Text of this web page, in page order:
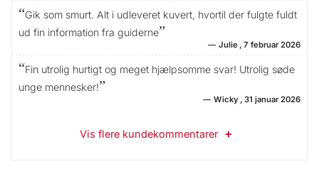
Gik som smurt. Alt i udleveret kuvert, hvortil der fulgte fuldt
ud fin information fra guiderne
Julie 7 februar 2026
Fin utrolig hurtigt og meget hjælpsomme svar! Utrolig søde
unge mennesker!
Wicky 31 januar 2026
Vis flere kundekommentarer